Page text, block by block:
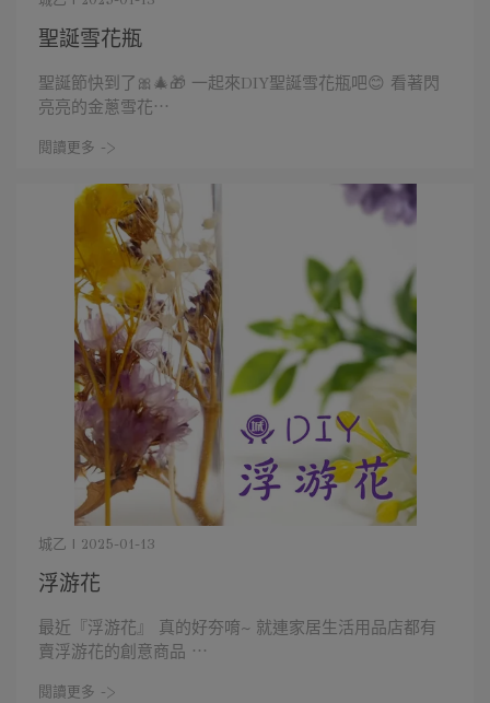
聖誕雪花瓶
聖誕節快到了🎀🎄🎁 一起來DIY聖誕雪花瓶吧😊 看著閃
亮亮的金蔥雪花⋯
閱讀更多 ->
浮游花
城乙 | 2025-01-13
最近『浮游花』 真的好夯唷~ 就連家居生活用品店都有
賣浮游花的創意商品 ⋯
閱讀更多 ->